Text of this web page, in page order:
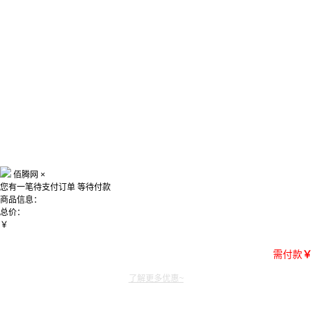
佰腾网 ×
您有一笔待支付订单 等待付款
商品信息：
总价：
￥
需付款￥
了解更多优惠~